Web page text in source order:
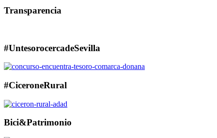
Transparencia
#UntesorocercadeSevilla
#CiceroneRural
Bici&Patrimonio